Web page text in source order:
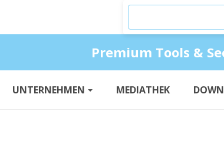
Premium Tools &
UNTERNEHMEN MEDIATHEK